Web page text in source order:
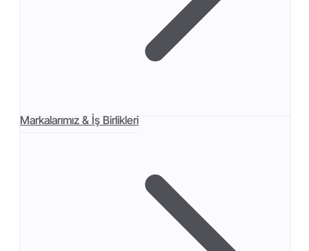
Markalarımız & İş Birlikleri